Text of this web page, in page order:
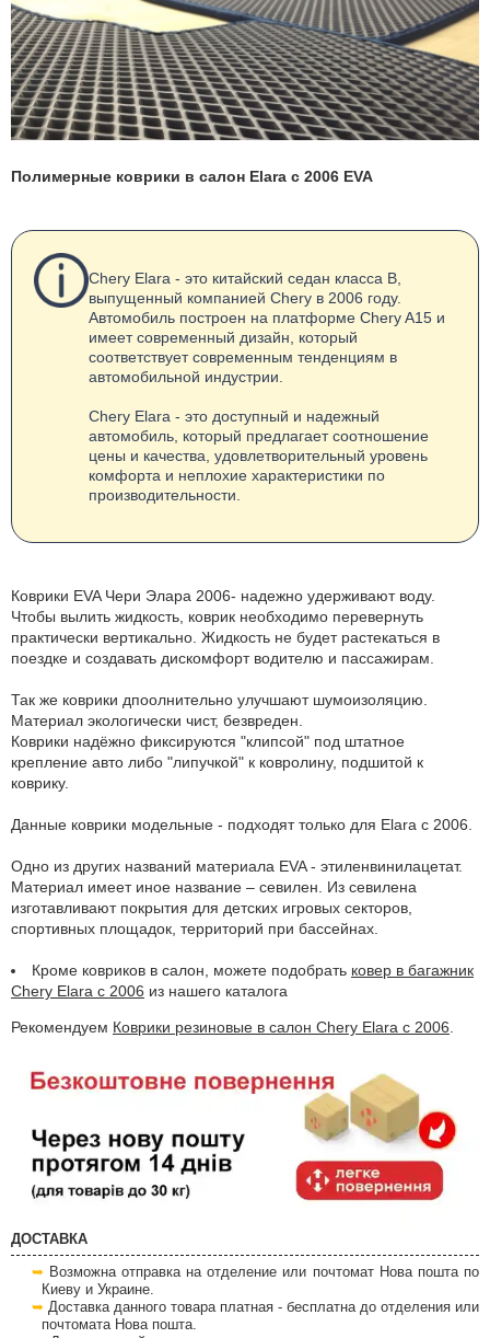
Полимерные коврики в салон Elara с 2006 EVA
Chery Elara - это китайский седан класса B,
выпущенный компанией Chery в 2006 году.
Автомобиль построен на платформе Chery A15 и
имеет современный дизайн, который
соответствует современным тенденциям в
автомобильной индустрии.
Chery Elara - это доступный и надежный
автомобиль, который предлагает соотношение
цены и качества, удовлетворительный уровень
комфорта и неплохие характеристики по
производительности.
Коврики EVA Чери Элара 2006- надежно удерживают воду.
Чтобы вылить жидкость, коврик необходимо перевернуть
практически вертикально. Жидкость не будет растекаться в
поездке и создавать дискомфорт водителю и пассажирам.
Так же коврики дпоолнительно улучшают шумоизоляцию.
Материал экологически чист, безвреден.
Коврики надёжно фиксируются "клипсой" под штатное
крепление авто либо "липучкой" к ковролину, подшитой к
коврику.
Данные коврики модельные - подходят только для Elara с 2006.
Одно из других названий материала EVA - этиленвинилацетат.
Материал имеет иное название – севилен. Из севилена
изготавливают покрытия для детских игровых секторов,
спортивных площадок, территорий при бассейнах.
Кроме ковриков в салон, можете подобрать ковер в багажник
Chery Elara с 2006 из нашего каталога
Рекомендуем Коврики резиновые в салон Chery Elara с 2006
ДОСТАВКА
Возможна отправка на отделение или почтомат Нова пошта по
Киеву и Украине.
Доставка данного товара платная - бесплатна до отделения или
почтомата Нова пошта.